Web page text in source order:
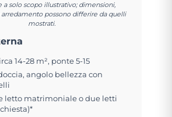
solo scopo illustrativo; dimensioni,
arredamento possono differire da quelli
mostrati.
14-28 m², ponte 5-15
angolo bellezza con
letto matrimoniale o due letti